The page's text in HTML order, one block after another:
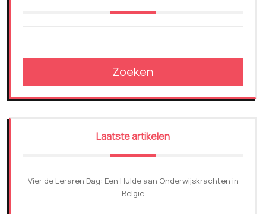
Zoeken
Laatste artikelen
Vier de Leraren Dag: Een Hulde aan Onderwijskrachten in
België